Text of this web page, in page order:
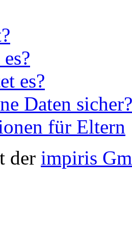
es?
Daten sicher?
für Eltern
der impiris